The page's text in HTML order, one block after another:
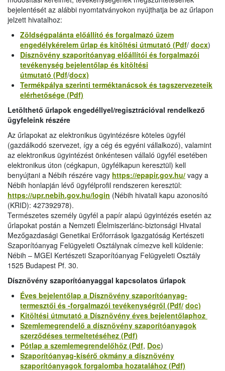
bejelentését az alábbi nyomtatványokon nyújthatja be az űrlapon
jelzett hivatalhoz:
Zöldségpalánta előállító és forgalmazó üzem
engedélykérelem űrlap és kitöltési útmutató (Pdf/ docx)
Dísznövény szaporítóanyag előállítói és forgalmazói
tevékenység bejelentőlap és kitöltési
útmutató (Pdf/docx)
Termékpálya szerinti terméktanácsok és tagszervezeteik
elérhetősége (Pdf)
Letölthető űrlapok engedéllyel/regisztrációval rendelkező
ügyfeleink részére
Az űrlapokat az elektronikus ügyintézésre köteles ügyfél
(gazdálkodó szervezet, így a cég és egyéni vállalkozó), valamint
az elektronikus ügyintézést önkéntesen vállaló ügyfél esetében
elektronikus úton (cégkapun, ügyfélkapun keresztül) kell
benyújtani a Nébih részére vagy https://epapir.gov.hu/ vagy a
Nébih honlapján lévő ügyfélprofil rendszeren keresztül:
https://upr.nebih.gov.hu/login (Nébih hivatali kapu azonosító
(KRID): 427392978).
Természetes személy ügyfél a papír alapú ügyintézés esetén az
űrlapokat postán a Nemzeti Élelmiszerlánc-biztonsági Hivatal
Mezőgazdasági Genetikai Erőforrások Igazgatóság Kertészeti
Szaporítóanyag Felügyeleti Osztálynak címezve kell küldenie:
Nébih – MGEI Kertészeti Szaporítóanyag Felügyeleti Osztály
1525 Budapest Pf. 30.
Dísznövény szaporítóanyaggal kapcsolatos űrlapok
Éves bejelentőlap a Dísznövény szaporítóanyag-
termesztői és -forgalmazói tevékenységről (Pdf/ doc)
Kitöltési útmutató a Dísznövény éves bejelentőlaphoz
Szemlemegrendelő a dísznövény szaporítóanyagok
szerződéses termeltetéséhez (Pdf)
Pótlap a szemlemegrendelőhöz (Pdf, Doc)
Szaporítóanyag-kísérő okmány a dísznövény
szaporítóanyagok forgalomba hozatalához (Pdf)